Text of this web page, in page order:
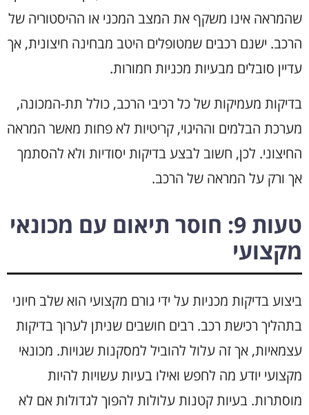
שהמראה אינו משקף את המצב המכני או ההיסטוריה של
הרכב. ישנם רכבים שמטופלים היטב מבחינה חיצונית, אך
עדיין סובלים מבעיות מכניות חמורות.
בדיקות מעמיקות של כל רכיבי הרכב, כולל תת-המכונה,
מערכת הבלמים וההיגוי, קריטיות לא פחות מאשר המראה
החיצוני. לכן, חשוב לבצע בדיקות יסודיות ולא להסתמך
אך ורק על המראה של הרכב.
טעות 9: חוסר תיאום עם מכונאי
מקצועי
ביצוע בדיקות מכניות על ידי גורם מקצועי הוא שלב חיוני
בתהליך רכישת רכב. רבים חושבים שניתן לערוך בדיקות
עצמאיות, אך זה עלול להוביל למסקנות שגויות. מכונאי
מקצועי יודע מה לחפש ואילו בעיות עשויות להיות
מוסתרות. בעיות קטנות עלולות להפוך לגדולות אם לא